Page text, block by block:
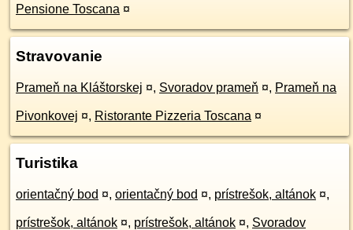
Pensione Toscana ¤
Stravovanie
Prameň na Kláštorskej ¤, Svoradov prameň ¤, Prameň na
Pivonkovej ¤, Ristorante Pizzeria Toscana ¤
Turistika
orientačný bod ¤, orientačný bod ¤, prístrešok, altánok ¤,
prístrešok, altánok ¤, prístrešok, altánok ¤, Svoradov